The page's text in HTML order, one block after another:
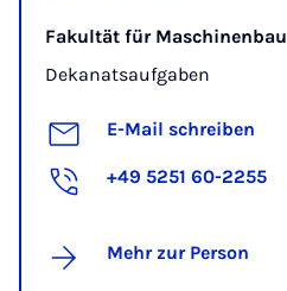
Fakultät für Maschinenbau
Dekanatsaufgaben
E-Mail schreiben
+49 5251 60-2255
Mehr zur Person